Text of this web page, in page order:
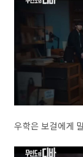
우학은 보걸에게